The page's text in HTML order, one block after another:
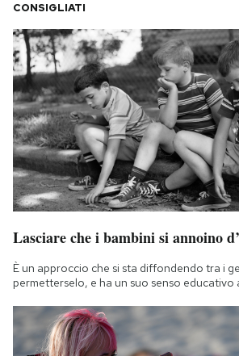
CONSIGLIATI
Lasciare che i bambini si annoino
È un approccio che si sta diffondendo tra i
permetterselo, e ha un suo senso educativo